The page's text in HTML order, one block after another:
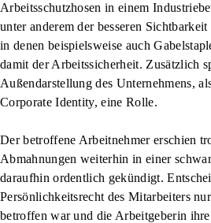
Arbeitsschutzhosen in einem
unter anderem der besseren
in denen beispielsweise auch
damit der Arbeitssicherheit. Zusätzlich
Außendarstellung des Unternehmens,
Corporate Identity, eine Rolle.
Der betroffene Arbeitnehmer erschien
Abmahnungen weiterhin in einer
daraufhin ordentlich gekündigt.
Persönlichkeitsrecht des Mitarbeiters
betroffen war und die Arbeitgeberin